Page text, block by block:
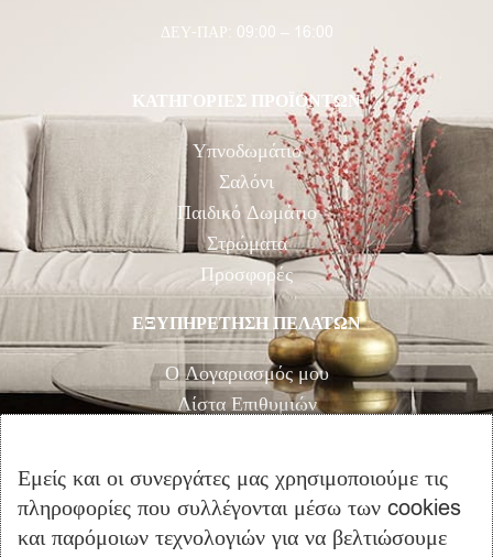
ΔΕΥ-ΠΑΡ: 09:00 – 16:00
ΚΑΤΗΓΟΡΙΕΣ ΠΡΟΪΟΝΤΩΝ
Υπνοδωμάτιο
Σαλόνι
Παιδικό Δωμάτιο
Στρώματα
Προσφορές
ΕΞΥΠΗΡΕΤΗΣΗ ΠΕΛΑΤΩΝ
Ο Λογαριασμός μου
Λίστα Επιθυμιών
Καλάθι Αγορών
Επικοινωνία
ΠΛΗΡΟΦΟΡΙΕΣ
Εμείς και οι συνεργάτες μας χρησιμοποιούμε τις
πληροφορίες που συλλέγονται μέσω των cookies
και παρόμοιων τεχνολογιών για να βελτιώσουμε